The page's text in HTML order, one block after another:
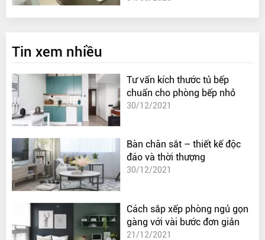
Tin xem nhiều
Tư vấn kích thước tủ bếp
chuẩn cho phòng bếp nhỏ
30/12/2021
Bàn chân sắt – thiết kế độc
đáo và thời thượng
30/12/2021
Cách sắp xếp phòng ngủ gọn
gàng với vài bước đơn giản
21/12/2021